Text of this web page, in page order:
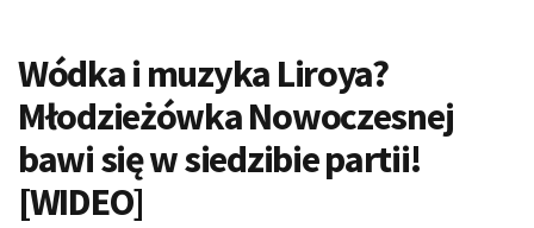
Wódka i muzyka Liroya?
Młodzieżówka Nowoczesnej
bawi się w siedzibie partii!
[WIDEO]